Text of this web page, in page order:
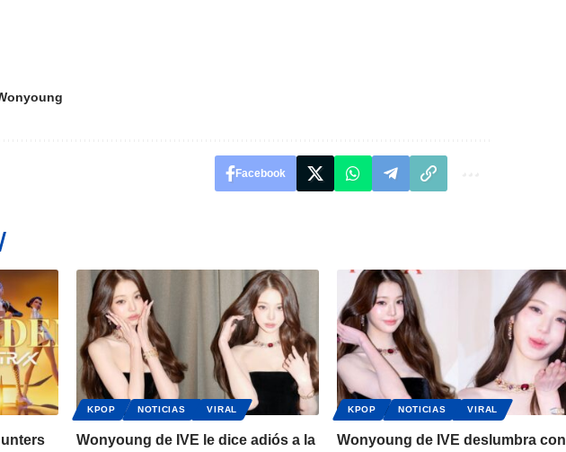
Facebook
KPOP NOTICIAS VIRAL
Wonyoung de IVE le dice adiós a la
KPOP NOTICIAS VIRAL
Wonyoung de IVE deslumbra con